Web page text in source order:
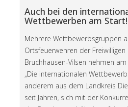
Auch bei den
Wettbewerben am Start!
Mehrere Wettbewerbsgruppen
Ortsfeuerwehren der Freiwilligen
Bruchhausen-Vilsen nehmen
„Die internationalen
anderem aus dem Landkreis
seit Jahren, sich mit der